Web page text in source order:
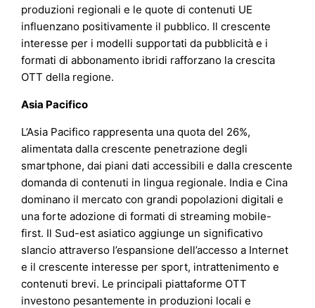
produzioni regionali e le quote di contenuti UE
influenzano positivamente il pubblico. Il crescente
interesse per i modelli supportati da pubblicità e i
formati di abbonamento ibridi rafforzano la crescita
OTT della regione.
Asia Pacifico
L’Asia Pacifico rappresenta una quota del 26%,
alimentata dalla crescente penetrazione degli
smartphone, dai piani dati accessibili e dalla crescente
domanda di contenuti in lingua regionale. India e Cina
dominano il mercato con grandi popolazioni digitali e
una forte adozione di formati di streaming mobile-
first. Il Sud-est asiatico aggiunge un significativo
slancio attraverso l’espansione dell’accesso a Internet
e il crescente interesse per sport, intrattenimento e
contenuti brevi. Le principali piattaforme OTT
investono pesantemente in produzioni locali e